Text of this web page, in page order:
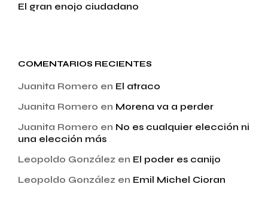
El gran enojo ciudadano
COMENTARIOS RECIENTES
Juanita Romero en El atraco
Juanita Romero en Morena va a perder
Juanita Romero en No es cualquier elección ni
una elección más
Leopoldo González en El poder es canijo
Leopoldo González en Emil Michel Cioran